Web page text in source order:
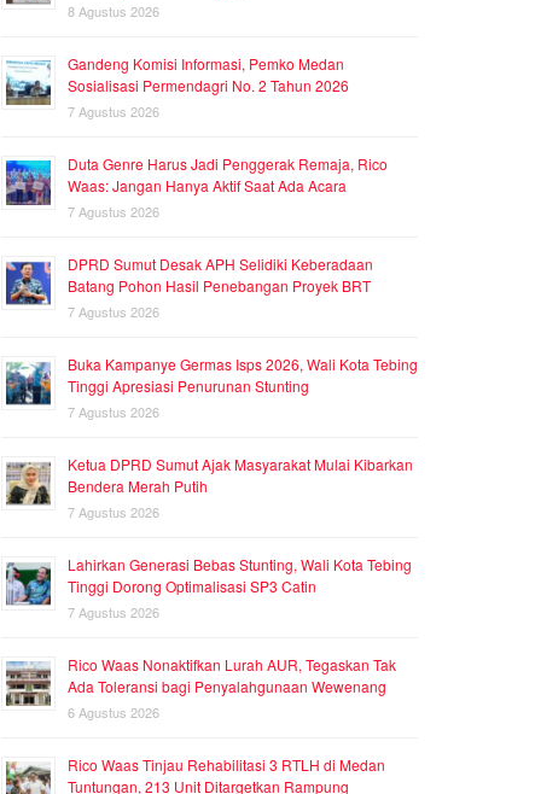
8 Agustus 2026
Gandeng Komisi Informasi, Pemko Medan
Sosialisasi Permendagri No. 2 Tahun 2026
7 Agustus 2026
Duta Genre Harus Jadi Penggerak Remaja, Rico
Waas: Jangan Hanya Aktif Saat Ada Acara
7 Agustus 2026
DPRD Sumut Desak APH Selidiki Keberadaan
Batang Pohon Hasil Penebangan Proyek BRT
7 Agustus 2026
Buka Kampanye Germas Isps 2026, Wali Kota Tebing
Tinggi Apresiasi Penurunan Stunting
7 Agustus 2026
Ketua DPRD Sumut Ajak Masyarakat Mulai Kibarkan
Bendera Merah Putih
7 Agustus 2026
Lahirkan Generasi Bebas Stunting, Wali Kota Tebing
Tinggi Dorong Optimalisasi SP3 Catin
7 Agustus 2026
Rico Waas Nonaktifkan Lurah AUR, Tegaskan Tak
Ada Toleransi bagi Penyalahgunaan Wewenang
6 Agustus 2026
Rico Waas Tinjau Rehabilitasi 3 RTLH di Medan
Tuntungan, 213 Unit Ditargetkan Rampung